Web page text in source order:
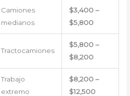
Camiones
medianos
$3,400 –
$5,800
Tractocamiones
$5,800 –
$8,200
Trabajo
extremo
$8,200 –
$12,500